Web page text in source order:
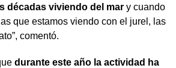
décadas viviendo del mar y cuando
que estamos viendo con el jurel, las
comentó.
durante este año la actividad ha